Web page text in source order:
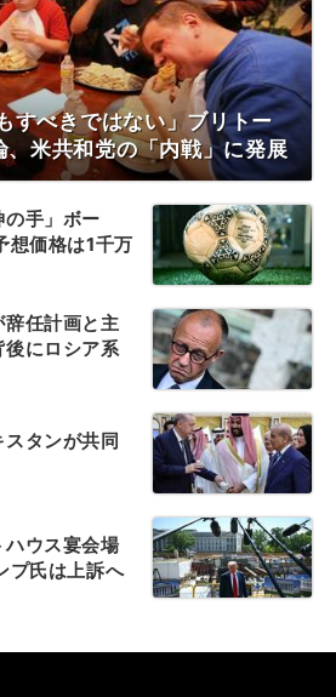
すべきではない」ブリトー
、米共和党の「内戦」に発展
手」ボー
想価格は1千万
辞任計画と主
にロシア系
タンが共同
ウス宴会場
プ氏は上訴へ